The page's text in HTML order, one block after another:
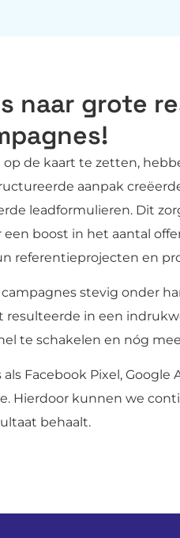
naar grote
de kaart te zetten,
aanpak
leadformulieren. Dit
boost in het aantal
referentieprojecten en
campagnes stevig onder
in een
te schakelen en nóg
Facebook Pixel, Google
Hierdoor kunnen we
behaalt.